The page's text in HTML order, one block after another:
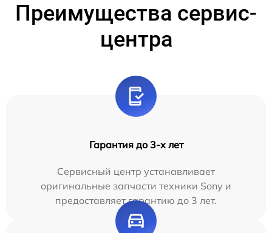
Преимущества сервис-
центра
Гарантия до 3-х лет
Сервисный центр устанавливает
оригинальные запчасти техники Sony и
предоставляет гарантию до 3 лет.